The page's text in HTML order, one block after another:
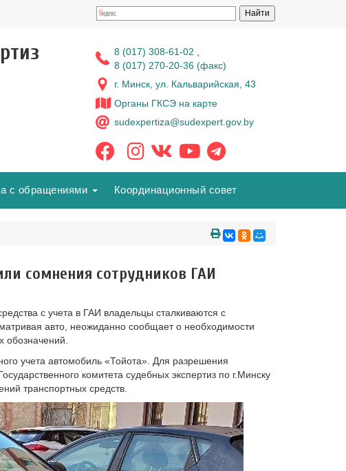
8 (017) 308-61-02
8 (017) 270-20-36 (факс)
г. Минск, ул. Кальварийская, 43
Органы ГКСЭ на карте
sudexpertiza@sudexpert.gov.by
с обращениями Координационный совет
сомнения сотрудников ГАИ
с учета в ГАИ владельцы сталкиваются с
авто, неожиданно сообщает о необходимости
обозначений.
учета автомобиль «Тойота». Для разрешения
комитета судебных экспертиз по г.Минску
транспортных средств.